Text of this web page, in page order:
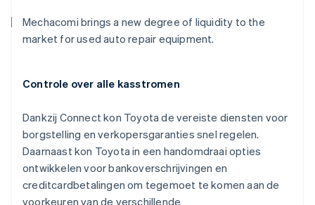
Mechacomi brings a new degree of liquidity to the
market for used auto repair equipment.
Controle over alle kasstromen
Dankzij Connect kon Toyota de vereiste diensten voor
borgstelling en verkopersgaranties snel regelen.
Daarnaast kon Toyota in een handomdraai opties
ontwikkelen voor bankoverschrijvingen en
creditcardbetalingen om tegemoet te komen aan de
voorkeuren van de verschillende
English
België
NederlandsFrançaisDeutschEnglish
Brazilië
Português English